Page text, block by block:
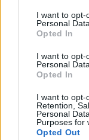
consent section.
I want to opt-
Personal Data.
Opted In
I want to opt-
Personal
Opted In
I want to opt-
Retention,
Personal
Purposes for
Opted Out